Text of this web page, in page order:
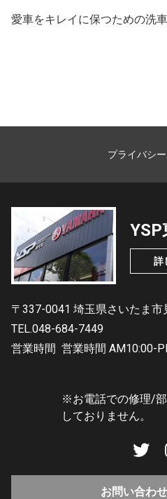
愛車をキレイに保つための洗車
プライバシ
YSP
詳
〒337-0041 埼玉県さいたま
TEL.048-684-7449
営業時間 営業時間 AM10:00-
※お電話での修理/
しておりません。
お問い合わ